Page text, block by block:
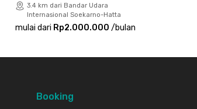
3.4 km dari Bandar Udara
Internasional Soekarno-Hatta
mulai dari Rp2.000.000 /bulan
Booking